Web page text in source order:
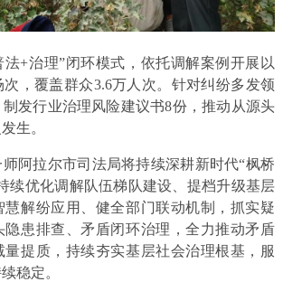
法+治理”闭环模式，依托调解案例开展以
，覆盖群众3.6万人次。针对纠纷多发领
发行业治理风险建议书8份，推动从源头
生。
阿拉尔市司法局将持续深耕新时代“枫桥
续优化调解队伍梯队建设、提档升级基层
慧解纷应用、健全部门联动机制，抓实疑
隐患排查、矛盾闭环治理，全力推动矛盾
量提质，持续夯实基层社会治理根基，服
稳定。